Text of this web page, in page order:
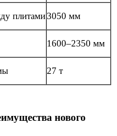
плитами3050 мм
1600–2350 мм
27 т
нового